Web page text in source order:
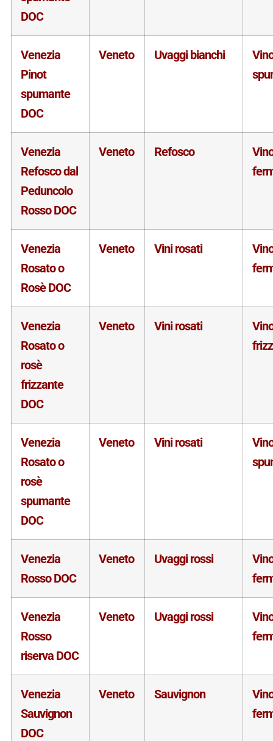
DOC
Venezia
Pinot
spumante
DOC
Veneto Uvaggi bianchi
Venezia
Refosco dal
Peduncolo
Rosso DOC
Veneto Refosco
Venezia
Rosato o
Rosè DOC
Veneto Vini rosati
Venezia
Rosato o
rosè
frizzante
DOC
Veneto Vini rosati
Venezia
Rosato o
rosè
spumante
DOC
Veneto Vini rosati
Venezia
Rosso DOC
Veneto Uvaggi rossi
Venezia
Rosso
riserva DOC
Veneto Uvaggi rossi
Venezia
Sauvignon
DOC
Veneto Sauvignon